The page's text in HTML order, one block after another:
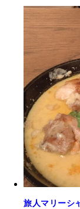
旅人マリーシ